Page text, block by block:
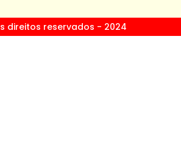
direitos reservados - 2024